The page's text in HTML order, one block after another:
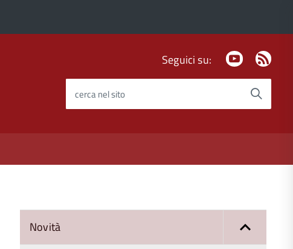
Seguici su: Youtube
cerca nel sito
Novità